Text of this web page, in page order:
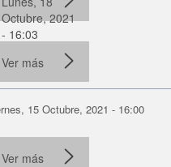
Octubre, 2021
- 16:03
Ver más
15 Octubre, 2021 - 16:00
Ver más